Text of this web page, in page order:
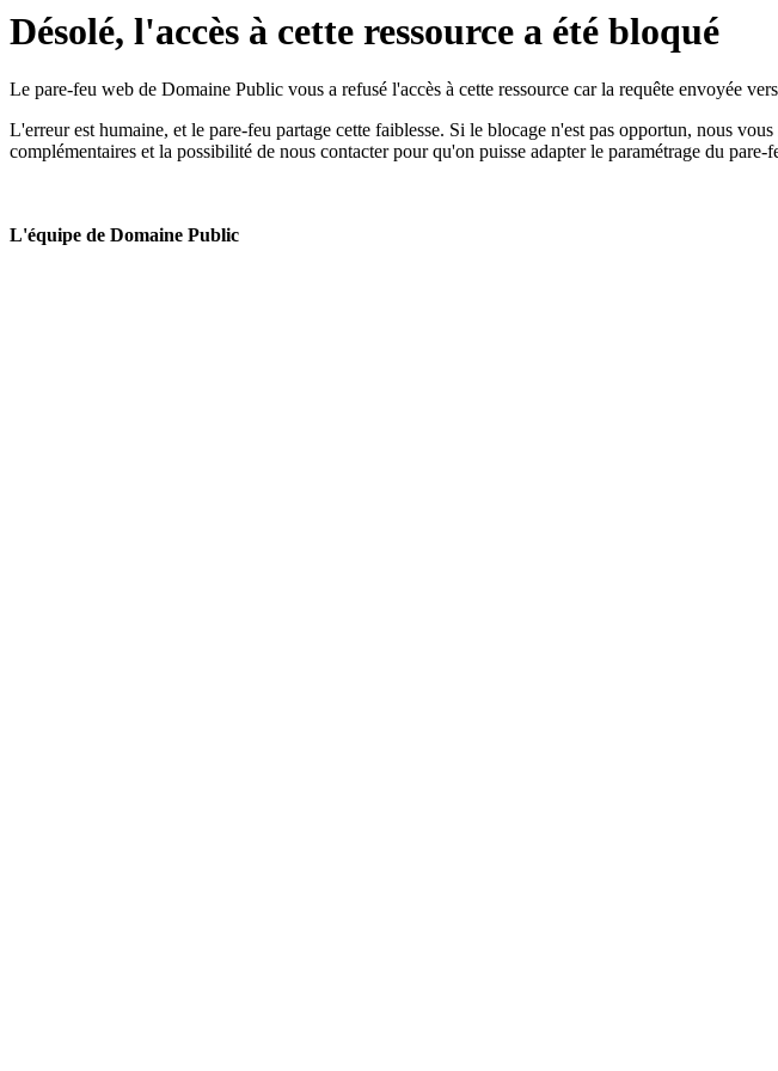
Désolé, l'accès à cette ressource a été bloqué
Le pare-feu web de Domaine Public vous a refusé l'accès à cette ressource car la requête envoyée
L'erreur est humaine, et le pare-feu partage cette faiblesse. Si le blocage n'est pas opportun, nous
complémentaires et la possibilité de nous contacter pour qu'on puisse adapter le paramétrage du pare-
L'équipe de Domaine Public